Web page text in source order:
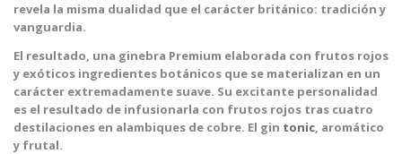
revela la misma dualidad que el carácter británico: tradición y
vanguardia.
El resultado, una ginebra Premium elaborada con frutos rojos
y exóticos ingredientes botánicos que se materializan en un
carácter extremadamente suave. Su excitante personalidad
es el resultado de infusionarla con frutos rojos tras cuatro
destilaciones en alambiques de cobre. El gin tonic, aromático
y frutal.